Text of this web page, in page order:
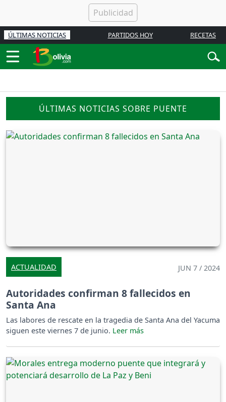
ÚLTIMAS NOTICIAS PARTIDOS HOY RECETAS
ÚLTIMAS NOTICIAS SOBRE PUENTE
ACTUALIDAD JUN 7 / 2024
Autoridades confirman 8 fallecidos en
Santa Ana
Las labores de rescate en la tragedia de Santa Ana del Yacuma
siguen este viernes 7 de junio.